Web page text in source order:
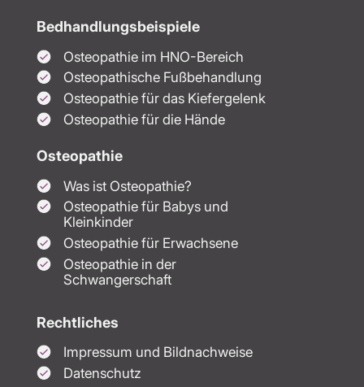
Bedhandlungsbeispiele
Osteopathie im HNO-Bereich
Osteopathische Fußbehandlung
Osteopathie für das Kiefergelenk
Osteopathie für die Hände
Osteopathie
Was ist Osteopathie?
Osteopathie für Babys und
Kleinkinder
Osteopathie für Erwachsene
Osteopathie in der
Schwangerschaft
Rechtliches
Impressum und Bildnachweise
Datenschutz